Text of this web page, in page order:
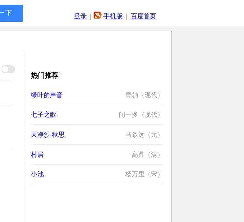
登录 | 手机版 | 百度首页
热门推荐
绿叶的声音 青勃（现代）
七子之歌 闻一多（现代）
天净沙·秋思 马致远（元）
村居 高鼎（清）
小池 杨万里（宋）